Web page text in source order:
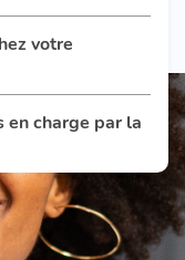
votre
en charge par la